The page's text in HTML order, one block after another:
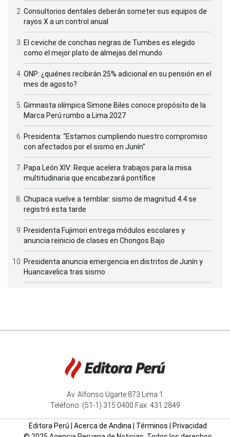
Consultorios dentales deberán someter sus equipos de
rayos X a un control anual
El ceviche de conchas negras de Tumbes es elegido
como el mejor plato de almejas del mundo
ONP: ¿quiénes recibirán 25% adicional en su pensión en el
mes de agosto?
Gimnasta olímpica Simone Biles conoce propósito de la
Marca Perú rumbo a Lima 2027
Presidenta: “Estamos cumpliendo nuestro compromiso
con afectados por el sismo en Junín"
Papa León XIV: Reque acelera trabajos para la misa
multitudinaria que encabezará pontífice
Chupaca vuelve a temblar: sismo de magnitud 4.4 se
registró esta tarde
Presidenta Fujimori entrega módulos escolares y
anuncia reinicio de clases en Chongos Bajo
Presidenta anuncia emergencia en distritos de Junín y
Huancavelica tras sismo
Av. Alfonso Ugarte 873 Lima 1
Teléfono: (51-1) 315 0400 Fax: 431 2849
Editora Perú Acerca de Andina Términos
Privacidad